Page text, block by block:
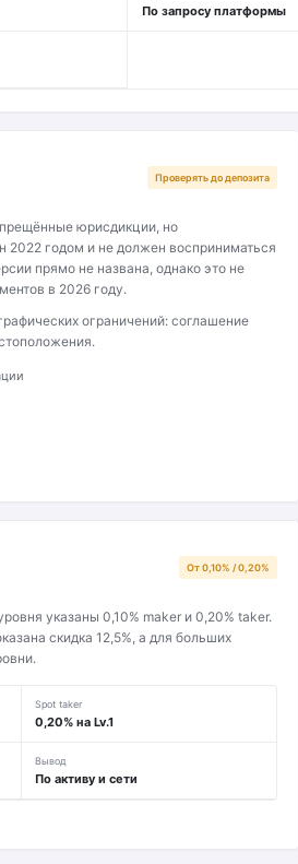
По запросу платформы
Проверять до депозита
юрисдикции, но
2022 годом и не должен восприниматься
прямо не названа, однако это не
в 2026 году.
ограничений: соглашение
От 0,10% / 0,20%
указаны 0,10% maker и 0,20% taker.
скидка 12,5%, а для больших
Spot taker
0,20% на Lv.1
Вывод
По активу и сети